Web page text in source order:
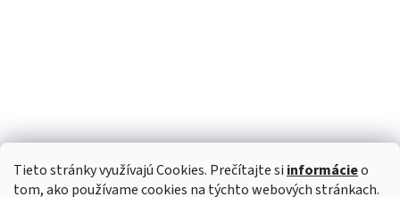
Tieto stránky využívajú Cookies. Prečítajte si informácieo
tom, ako používame cookies na týchto webových stránkach.
Sledovať na Instagrame